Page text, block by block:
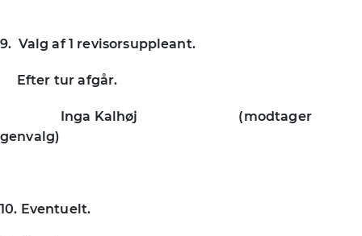
9. Valg af 1 revisorsuppleant.
Efter tur afgår.
Inga Kalhøj (modtager
genvalg)
10. Eventuelt.